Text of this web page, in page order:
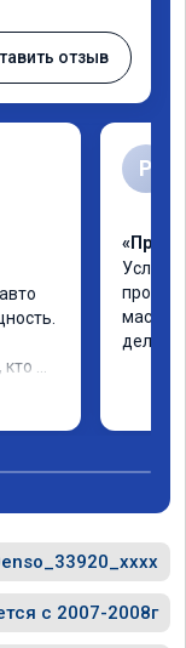
отзыв
кто
в
Р
Услуга
с 2007-2008г